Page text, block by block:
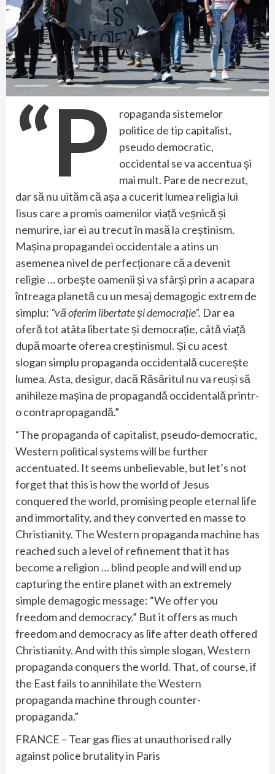
“P
ropaganda sistemelor
politice de tip capitalist,
pseudo democratic,
occidental se va accentua și
mai mult. Pare de necrezut,
dar să nu uităm că așa a cucerit lumea religia lui
Iisus care a promis oamenilor viață veșnică și
nemurire, iar ei au trecut în masă la creștinism.
Mașina propagandei occidentale a atins un
asemenea nivel de perfecționare că a devenit
religie … orbește oamenii și va sfârși prin a acapara
întreaga planetă cu un mesaj demagogic extrem de
simplu: ”vă oferim libertate și democrație”. Dar ea
oferă tot atâta libertate și democrație, câtă viață
după moarte oferea creștinismul. Și cu acest
slogan simplu propaganda occidentală cucerește
lumea. Asta, desigur, dacă Răsăritul nu va reuși să
anihileze mașina de propagandă occidentală printr-
o contrapropagandă.”
“The propaganda of capitalist, pseudo-democratic,
Western political systems will be further
accentuated. It seems unbelievable, but let’s not
forget that this is how the world of Jesus
conquered the world, promising people eternal life
and immortality, and they converted en masse to
Christianity. The Western propaganda machine has
reached such a level of refinement that it has
become a religion … blind people and will end up
capturing the entire planet with an extremely
simple demagogic message: “We offer you
freedom and democracy.” But it offers as much
freedom and democracy as life after death offered
Christianity. And with this simple slogan, Western
propaganda conquers the world. That, of course, if
the East fails to annihilate the Western
propaganda machine through counter-
propaganda.”
FRANCE – Tear gas flies at unauthorised rally
against police brutality in Paris